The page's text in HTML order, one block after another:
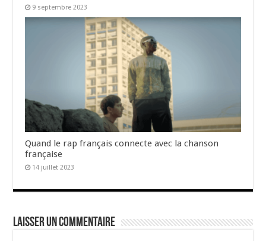
9 septembre 2023
Quand le rap français connecte avec la chanson
française
14 juillet 2023
Laisser un commentaire